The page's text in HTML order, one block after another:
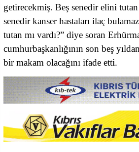
getirecekmiş. Beş senedir elini tutan
senedir kanser hastaları ilaç
tutan mı vardı?” diye soran
cumhurbaşkanlığının son beş
bir makam olacağını ifade etti.